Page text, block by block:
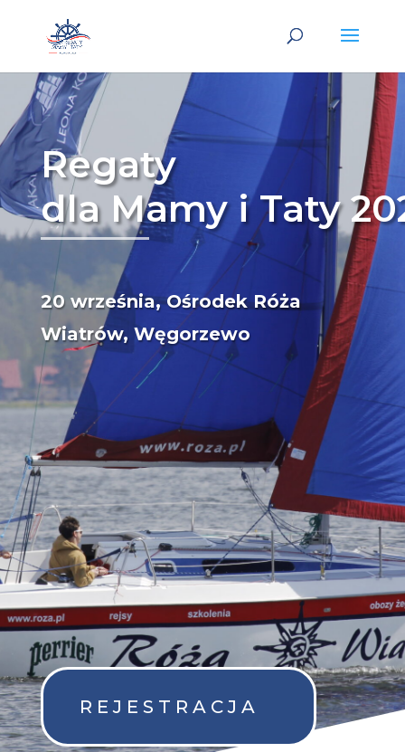
Regaty
dla Mamy i Taty
20 września, Ośrodek Róża
Wiatrów, Węgorzewo
REJESTRACJA